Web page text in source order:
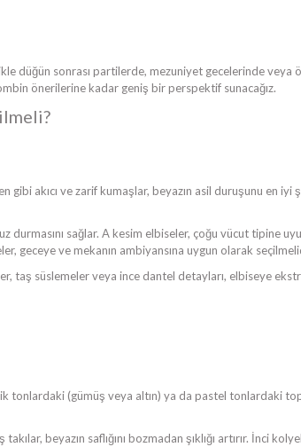
düğün sonrası partilerde, mezuniyet gecelerinde veya
önerilerine kadar geniş bir perspektif sunacağız.
akıcı ve zarif kumaşlar, beyazın asil duruşunu en iyi
durmasını sağlar. A kesim elbiseler, çoğu vücut tipine
geceye ve mekanın ambiyansına uygun olarak
taş süslemeler veya ince dantel detayları, elbiseye
tonlardaki (gümüş veya altın) ya da pastel tonlardaki
beyazın saflığını bozmadan şıklığı artırır. İnci